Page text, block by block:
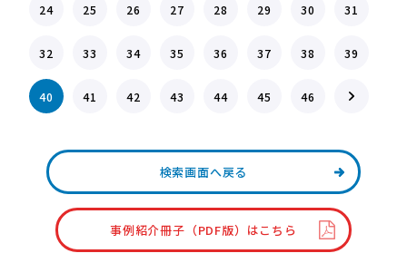
24 25 26 27 28 29 30 31
32 33 34 35 36 37 38 39
40 41 42 43 44 45 46
検索画面へ戻る
事例紹介冊子（PDF版）はこちら